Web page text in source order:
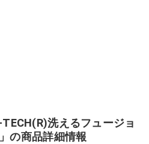
洗えるフュージョ
の商品詳細情報